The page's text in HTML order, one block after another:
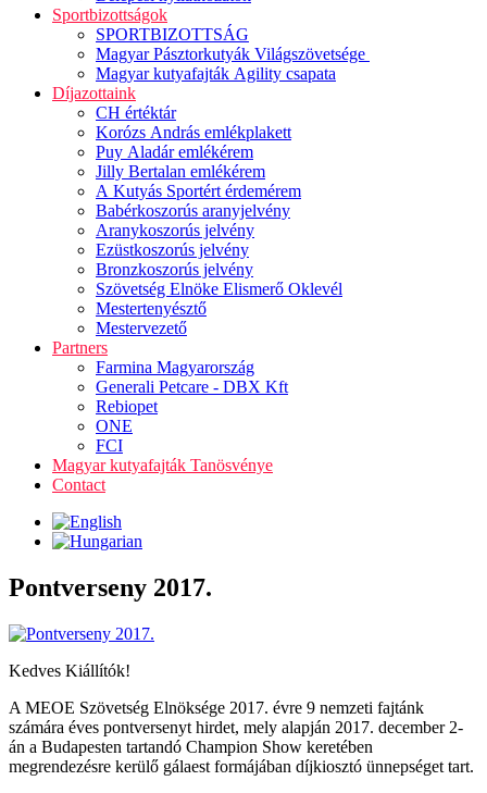
Sportbizottságok
SPORTBIZOTTSÁG
Magyar Pásztorkutyák Világszövetsége
Magyar kutyafajták Agility csapata
Díjazottaink
CH értéktár
Korózs András emlékplakett
Puy Aladár emlékérem
Jilly Bertalan emlékérem
A Kutyás Sportért érdemérem
Babérkoszorús aranyjelvény
Aranykoszorús jelvény
Ezüstkoszorús jelvény
Bronzkoszorús jelvény
Szövetség Elnöke Elismerő Oklevél
Mestertenyésztő
Mestervezető
Partners
Farmina Magyarország
Generali Petcare - DBX Kft
Rebiopet
ONE
FCI
Magyar kutyafajták Tanösvénye
Contact
Pontverseny 2017.
Kedves Kiállítók!
A MEOE Szövetség Elnöksége 2017. évre 9 nemzeti fajtánk
számára éves pontversenyt hirdet, mely alapján 2017. december 2-
án a Budapesten tartandó Champion Show keretében
megrendezésre kerülő gálaest formájában díjkiosztó ünnepséget tart.